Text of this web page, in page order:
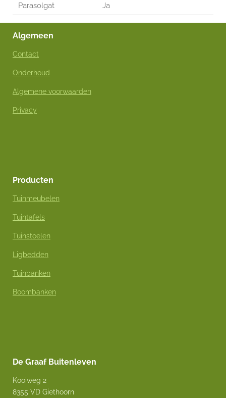
Parasolgat Ja
Algemeen
Contact
Onderhoud
Algemene voorwaarden
Privacy
Producten
Tuinmeubelen
Tuintafels
Tuinstoelen
Ligbedden
Tuinbanken
Boombanken
De Graaf Buitenleven
Kooiweg 2
8355 VD Giethoorn